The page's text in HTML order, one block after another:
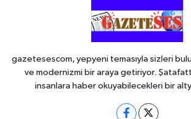
gazetesescom, yepyeni temasıyla sizleri
ve modernizmi bir araya getiriyor.
insanlara haber okuyabilecekleri bir